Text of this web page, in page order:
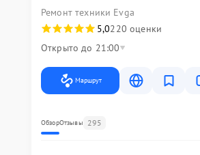
Ремонт техники Evga
5,0220 оценки
Открыто до 21:00
Маршрут
ОбзорОтзывы 295